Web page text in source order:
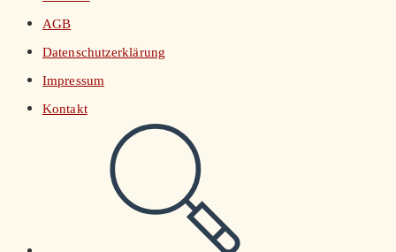
AGB
Datenschutzerklärung
Impressum
Kontakt